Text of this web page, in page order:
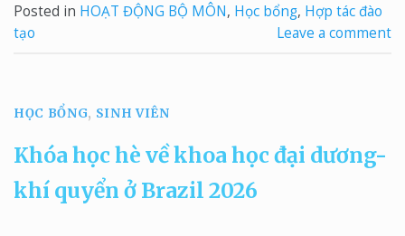
Posted in HOẠT ĐỘNG BỘ MÔN, Học bổng, Hợp tác đào
tạo
Leave a comment
HỌC BỔNG, SINH VIÊN
Khóa học hè về khoa học đại dương-
khí quyển ở Brazil 2026